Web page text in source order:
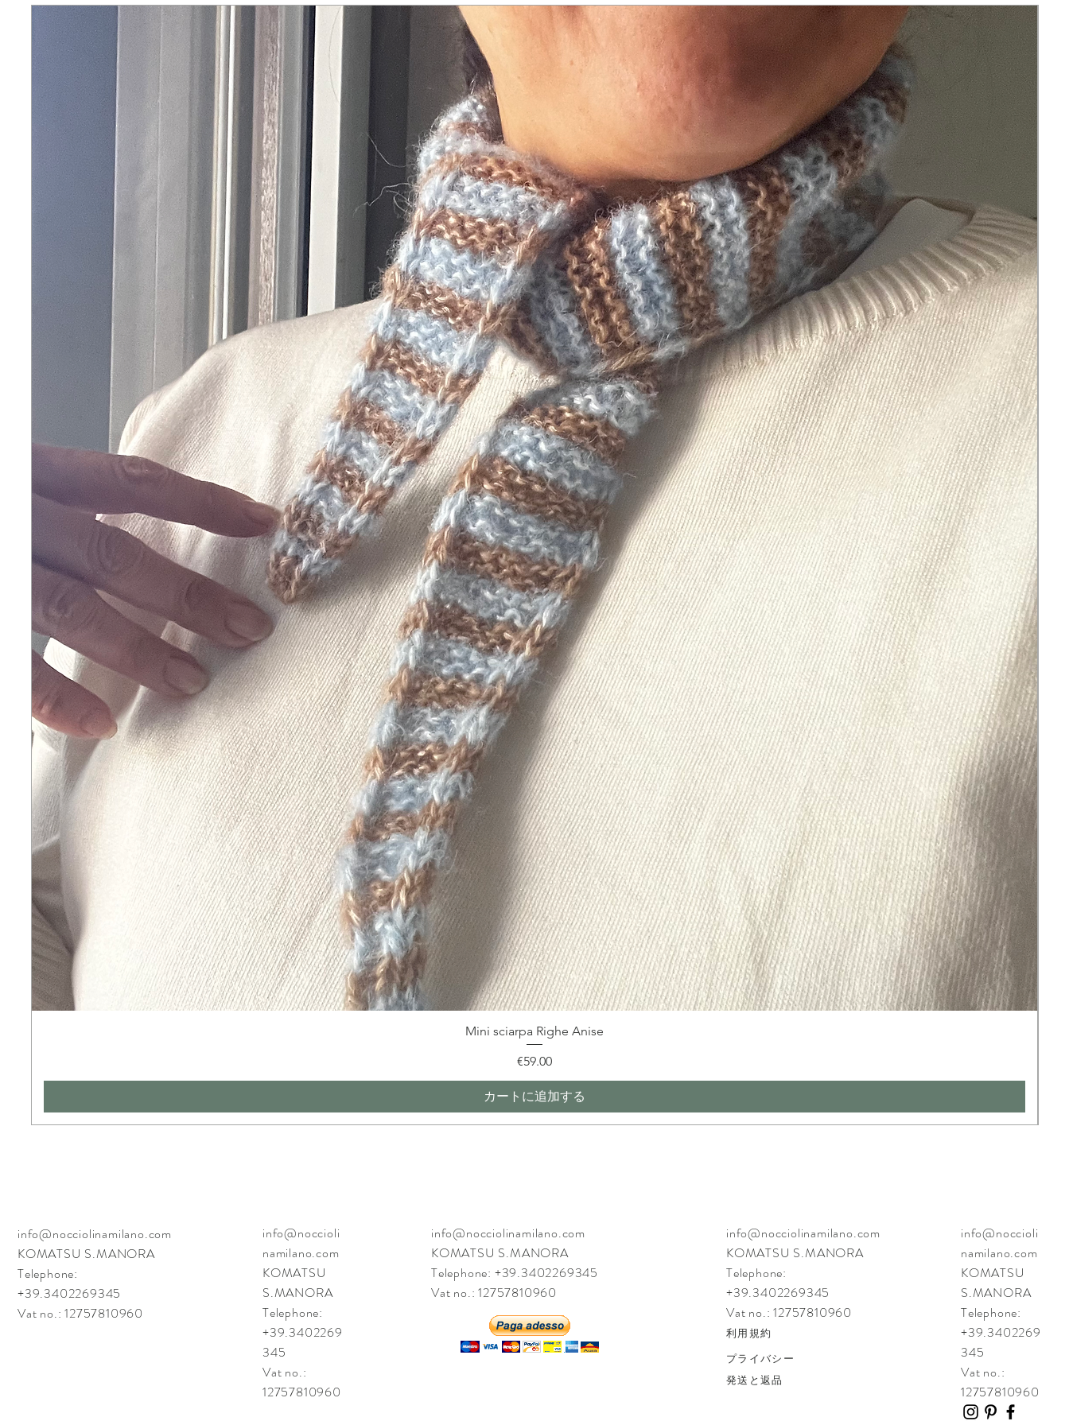
クイックビュー
Mini sciarpa Righe Anise
価格
€59.00
カートに追加する
info@nocciolinamilano.com
KOMATSU S.MANORA
Telephone:
+39.3402269345
Vat no.: 12757810960
info@noccioli
namilano.com
KOMATSU
S.MANORA
Telephone:
+39.3402269
345
Vat no.:
12757810960
info@nocciolinamilano.com
KOMATSU S.MANORA
Telephone: +39.3402269345
Vat no.: 12757810960
利用規約
プライバシー
発送と返品
info@nocciolinamilano.com
KOMATSU S.MANORA
Telephone:
+39.3402269345
Vat no.: 12757810960
info@noccioli
namilano.com
KOMATSU
S.MANORA
Telephone:
+39.3402269
345
Vat no.:
12757810960